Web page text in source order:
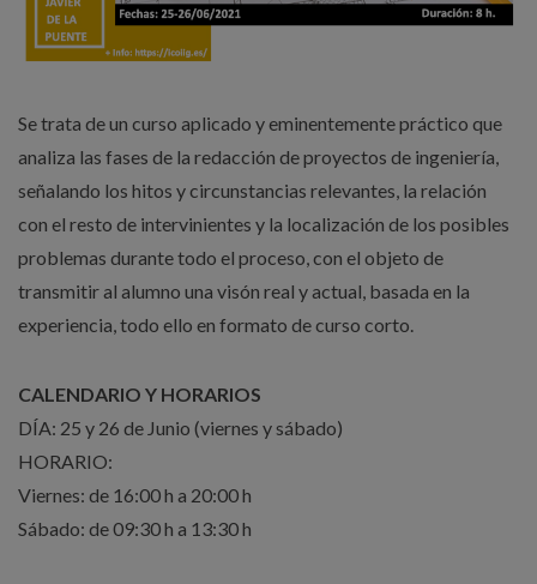
Se trata de un curso aplicado y eminentemente práctico que
analiza las fases de la redacción de proyectos de ingeniería,
señalando los hitos y circunstancias relevantes, la relación
con el resto de intervinientes y la localización de los posibles
problemas durante todo el proceso, con el objeto de
transmitir al alumno una visón real y actual, basada en la
experiencia, todo ello en formato de curso corto.
CALENDARIO Y HORARIOS
DÍA: 25 y 26 de Junio (viernes y sábado)
HORARIO:
Viernes: de 16:00 h a 20:00 h
Sábado: de 09:30 h a 13:30 h